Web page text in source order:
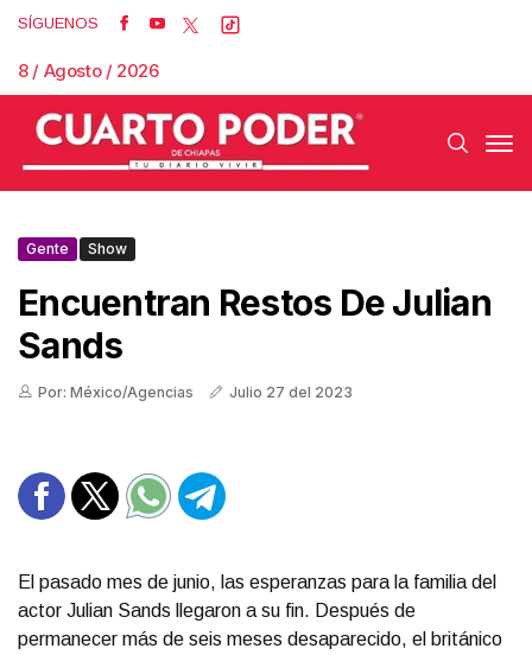
SÍGUENOS
8 / Agosto / 2026
Gente Show
Encuentran Restos De Julian
Sands
Por: México/Agencias Julio 27 del 2023
El pasado mes de junio, las esperanzas para la familia del
actor Julian Sands llegaron a su fin. Después de
permanecer más de seis meses desaparecido, el británico